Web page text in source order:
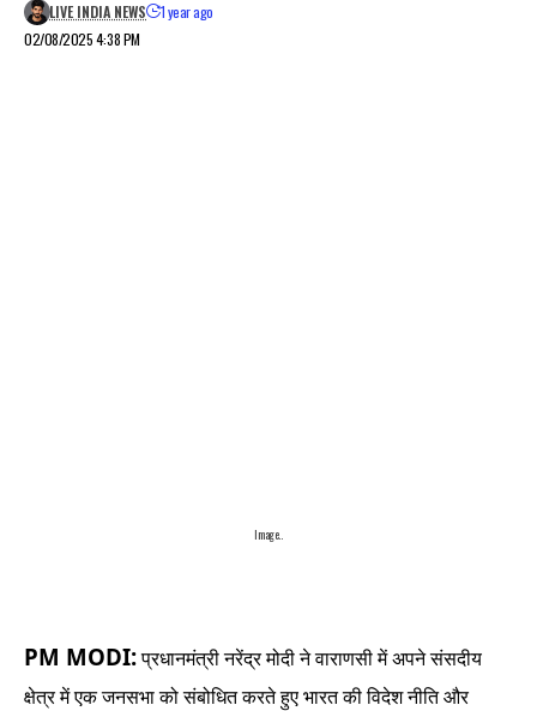
02/08/2025 4:38 PM
LIVE INDIA NEWS 1 year ago
Image..
PM MODI:प्रधानमंत्री नरेंद्र मोदी ने वाराणसी में अपने संसदीय
क्षेत्र में एक जनसभा को संबोधित करते हुए भारत की विदेश नीति और